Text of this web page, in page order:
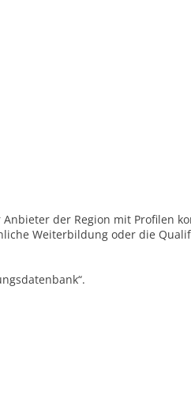
der Region mit Profilen
Weiterbildung oder die